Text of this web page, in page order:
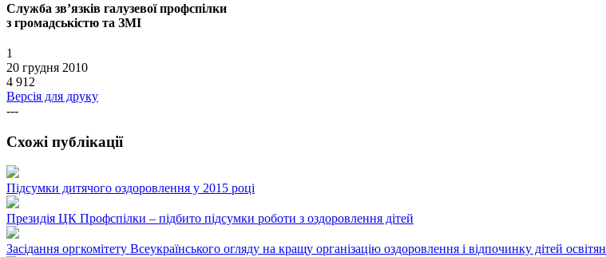
Служба зв’язків галузевої профспілки
з громадськістю та ЗМІ
1
20 грудня 2010
4 912
Версія для друку
---
Схожі публікації
Підсумки дитячого оздоровлення у 2015 році
Президія ЦК Профспілки – підбито підсумки роботи з оздоровлення дітей
Засідання оргкомітету Всеукраїнського огляду на кращу організацію оздоровлення і відпочинку дітей освітян